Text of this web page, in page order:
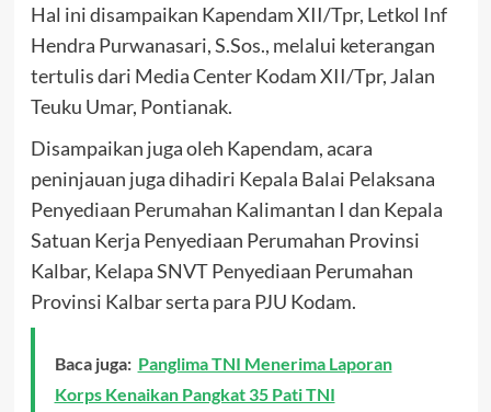
Hal ini disampaikan Kapendam XII/Tpr, Letkol Inf
Hendra Purwanasari, S.Sos., melalui keterangan
tertulis dari Media Center Kodam XII/Tpr, Jalan
Teuku Umar, Pontianak.
Disampaikan juga oleh Kapendam, acara
peninjauan juga dihadiri Kepala Balai Pelaksana
Penyediaan Perumahan Kalimantan I dan Kepala
Satuan Kerja Penyediaan Perumahan Provinsi
Kalbar, Kelapa SNVT Penyediaan Perumahan
Provinsi Kalbar serta para PJU Kodam.
Baca juga: Panglima TNI Menerima Laporan
Korps Kenaikan Pangkat 35 Pati TNI